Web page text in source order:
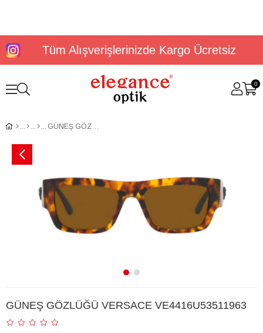
Tüm Alışverişlerinizde Kargo Ücretsiz
0
GÜNEŞ GÖZLÜĞÜ VERSACE VE4416U53511963
GÜNEŞ GÖZLÜĞÜ VERSACE VE4416U53511963